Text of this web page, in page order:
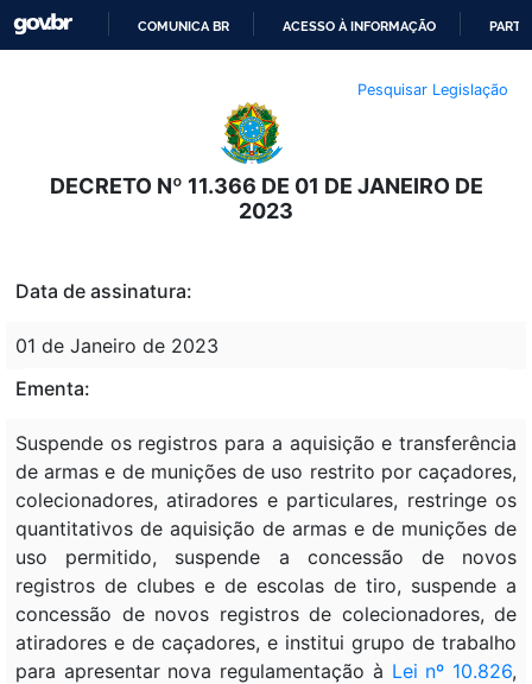
O
CONTEÚDO
COMUNICA BR ACESSO À INFORMAÇÃO
Pesquisar Legislação
DECRETO Nº 11.366 DE 01 DE JANEIRO DE
2023
Data de assinatura:
01 de Janeiro de 2023
Ementa:
Suspende os registros para a aquisição e transferência
de armas e de munições de uso restrito por caçadores,
colecionadores, atiradores e particulares, restringe os
quantitativos de aquisição de armas e de munições de
uso permitido, suspende a concessão de novos
registros de clubes e de escolas de tiro, suspende a
concessão de novos registros de colecionadores, de
atiradores e de caçadores, e institui grupo de trabalho
para apresentar nova regulamentação à Lei nº 10.826,